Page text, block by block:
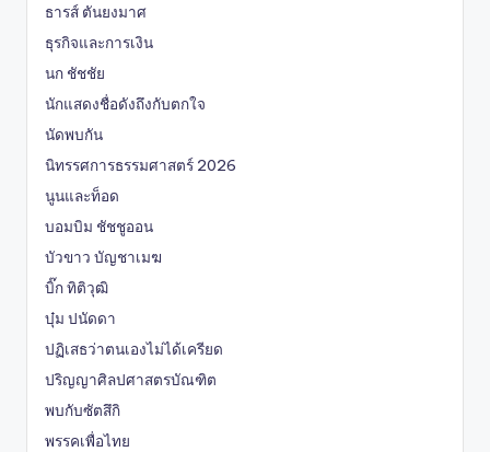
ธารส์ ตันยงมาศ
ธุรกิจและการเงิน
นก ชัชชัย
นักแสดงชื่อดังถึงกับตกใจ
นัดพบกัน
นิทรรศการธรรมศาสตร์ 2026
นูนและท็อด
บอมบิม ชัชชูออน
บัวขาว บัญชาเมฆ
บิ๊ก ทิติวุฒิ
บุ๋ม ปนัดดา
ปฏิเสธว่าตนเองไม่ได้เครียด
ปริญญาศิลปศาสตรบัณฑิต
พบกับซัตสึกิ
พรรคเพื่อไทย